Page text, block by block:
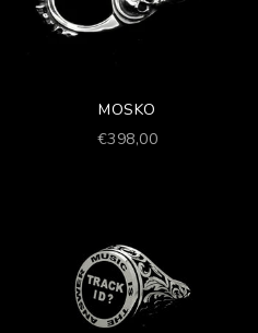
MOSKO
Prezzo scontato
€398,00